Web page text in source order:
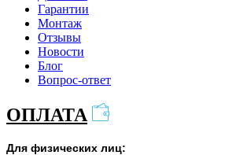
Гарантии
Монтаж
Отзывы
Новости
Блог
Вопрос-ответ
ОПЛАТА
Для физических лиц: